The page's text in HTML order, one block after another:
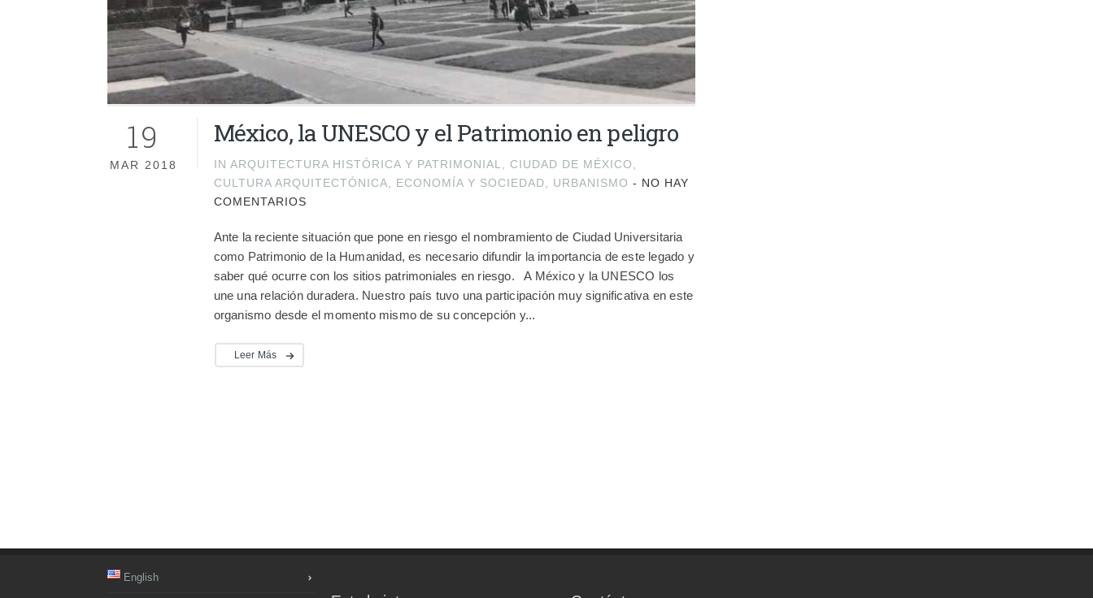
19
MAR 2018
México, la UNESCO y el Patrimonio en peligro
IN ARQUITECTURA HISTÓRICA Y PATRIMONIAL CIUDAD DE MÉXICO
CULTURA ARQUITECTÓNICA
ECONOMÍA Y SOCIEDAD URBANISMO - NO HAY
COMENTARIOS
Ante la reciente situación que pone en riesgo el nombramiento de Ciudad Universitaria
como Patrimonio de la Humanidad, es necesario difundir la importancia de este legado y
saber qué ocurre con los sitios patrimoniales en riesgo. A México y la UNESCO los
une una relación duradera. Nuestro país tuvo una participación muy significativa en este
organismo desde el momento mismo de su concepción y...
Leer Más
English